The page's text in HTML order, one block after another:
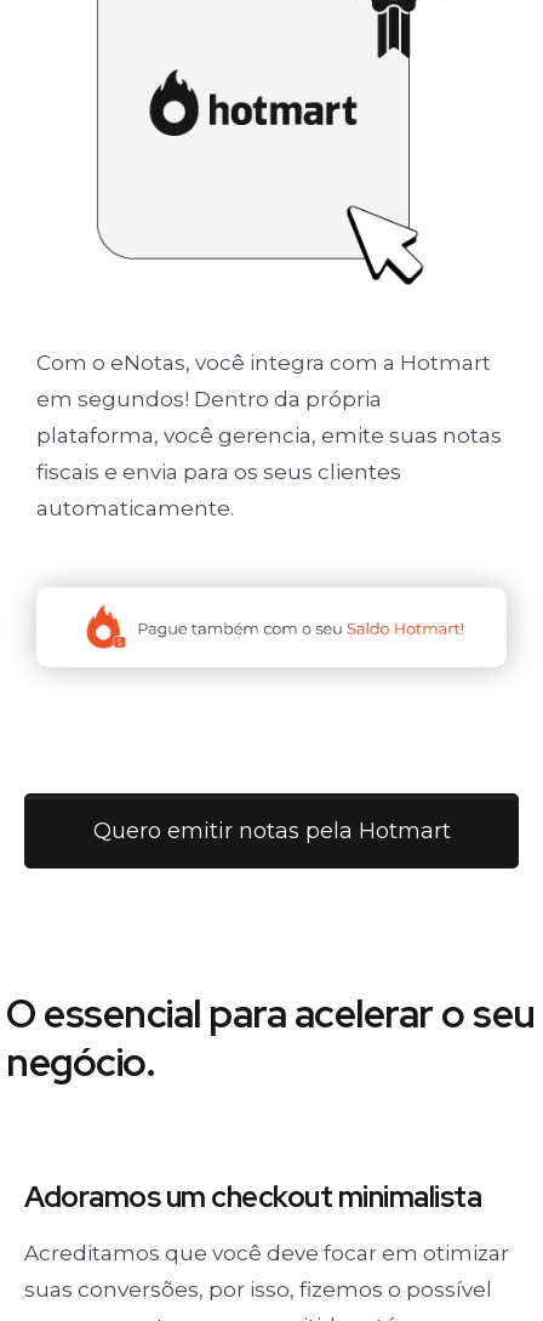
Com o eNotas, você integra com a Hotmart
em segundos! Dentro da própria
plataforma, você gerencia, emite suas notas
fiscais e envia para os seus clientes
automaticamente.
Quero emitir notas pela Hotmart
O essencial para acelerar o seu
negócio.
Adoramos umcheckout minimalista
Acreditamos que você deve focar em otimizar
suas conversões, por isso, fizemos o possível